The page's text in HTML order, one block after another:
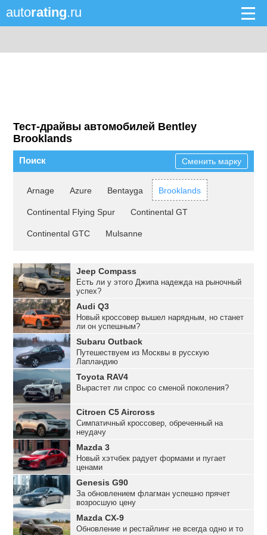
autorating.ru
Тест-драйвы автомобилей Bentley
Brooklands
Поиск Сменить марку
Arnage Azure Bentayga Brooklands
Continental Flying Spur Continental GT
Continental GTC Mulsanne
Jeep Compass
Есть ли у этого Джипа надежда на рыночный
успех?
Audi Q3
Новый кроссовер вышел нарядным, но станет
ли он успешным?
Subaru Outback
Путешествуем из Москвы в русскую
Лапландию
Toyota RAV4
Вырастет ли спрос со сменой поколения?
Citroen C5 Aircross
Симпатичный кроссовер, обреченный на
неудачу
Mazda 3
Новый хэтчбек радует формами и пугает
ценами
Genesis G90
За обновлением флагман успешно прячет
возросшую цену
Mazda CX-9
Обновление и рестайлинг не всегда одно и то